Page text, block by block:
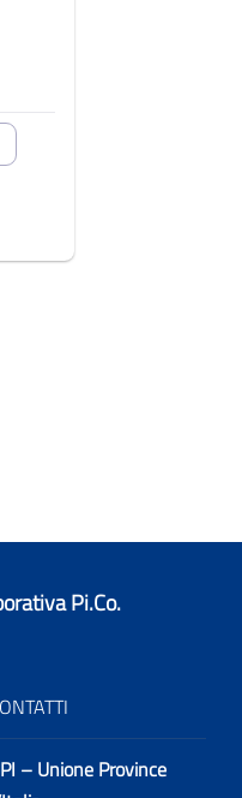
Pi.Co.
– Unione Province